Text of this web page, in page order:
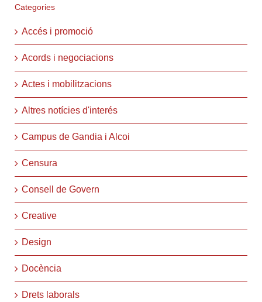
Categories
Accés i promoció
Acords i negociacions
Actes i mobilitzacions
Altres notícies d'interés
Campus de Gandia i Alcoi
Censura
Consell de Govern
Creative
Design
Docència
Drets laborals